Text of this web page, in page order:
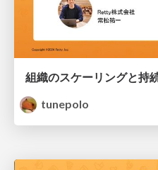
tunepolo